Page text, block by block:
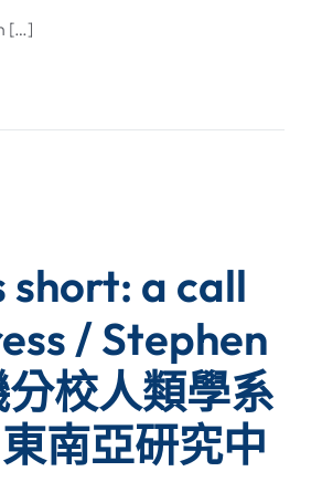
[…]
a call
/ Stephen
校人類學系
南亞研究中